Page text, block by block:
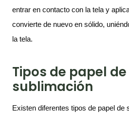
entrar en contacto con la tela y
convierte de nuevo en sólido,
la tela.
Tipos de papel de
sublimación
Existen diferentes tipos de papel de